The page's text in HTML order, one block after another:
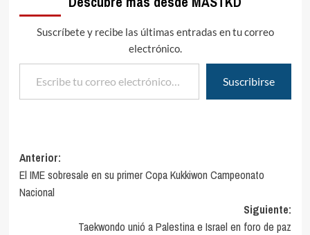
Suscríbete y recibe las últimas entradas en tu correo
electrónico.
Escribe tu correo electrónico…
Suscribirse
Navegación
de
entradas
Anterior:
El IME sobresale en su primer Copa Kukkiwon Campeonato
Nacional
Siguiente:
Taekwondo unió a Palestina e Israel en foro de paz